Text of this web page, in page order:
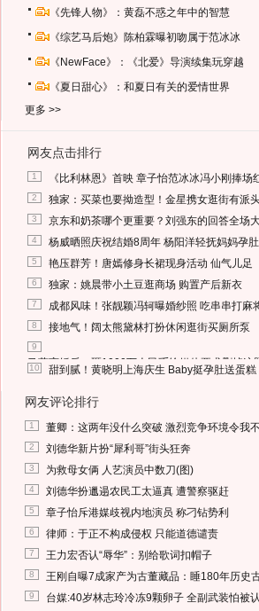
《先锋人物》：黄磊不惑之年中的智慧
《综艺马后炮》陈柏霖曝初吻属于范冰冰
《NewFace》：《北爱》导演续集玩穿越
《夏日甜心》：和夏日有关的爱情世界
更多 >>
网友点击排行
1 《比利林恩》首映 章子怡范冰冰冯小刚捧场
2 独家：买菜也要拗造型！金星携女逛街有派
3 京东和奶茶哪个更重要？刘强东的回答全场大
4 杨威晒照庆祝结婚8周年 杨阳洋轻抚妈妈孕肚
5 艳压群芳！唐嫣修身长裙现身活动 仙气儿足
6 独家：姚晨带小土豆逛商场 购置产后新衣
7 成都风味！张靓颖冯轲曝婚纱照 吃串串打麻
8 接地气！阔太熊黛林打扮休闲逛街买厕所泵
9
马蓉离婚后，砸1000万人民币给媒体要求删掉这
10 甜到腻！黄晓明上海庆生 Baby挺孕肚送蛋糕
网友评论排行
1 董卿：这两年没什么突破 激烈竞争环境令我
2 刘德华新片扮“犀利哥”街头狂奔
3 为救母女俩 人艺演员中数刀(图)
4 刘德华扮邋遢农民工太逼真 遭警察驱赶
5 章子怡斥港媒歧视内地演员 称刁钻势利
6 律师：于正不构成侵权 只能道德谴责
7 王力宏否认“辱华”：别给歌词扣帽子
8 王刚自曝7成家产为古董藏品：睡180年历史
9 台媒:40岁林志玲冷冻9颗卵子 全副武装怕被